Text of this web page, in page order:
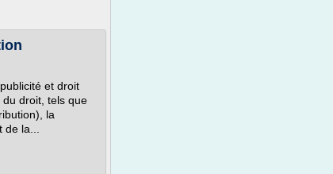
et droit
droit, tels que
la
la...